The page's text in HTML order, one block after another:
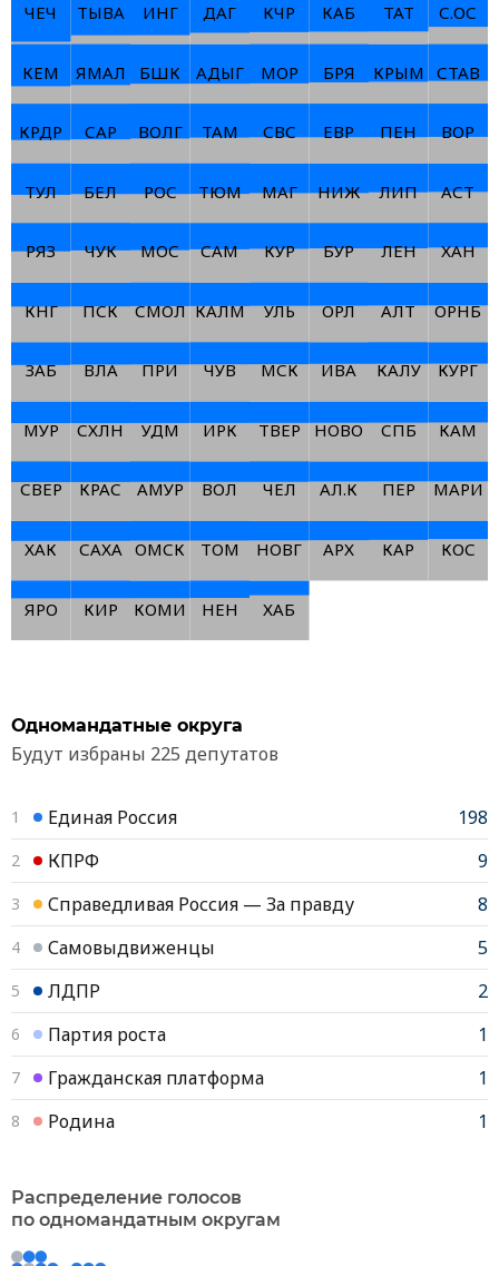
АДЫГ
АЛТ
БШК
БУР
ДАГ
ИНГ КАБ
КАЛМ
КЧР
КАР
КОМИ
КРЫМ
МАРИ
МОР
САХА
С.ОС
ТАТ
ТЫВА
УДМ
ХАК
ЧЕЧ
ЧУВ
АЛ.К
ЗАБ
КАМ
КРДР
КРАС ПЕР
ПРИ
СТАВ
ХАБ
АМУР
АРХ
АСТ
БЕЛ
БРЯ
ВЛА
ВОЛГ
ВОЛ
ВОР
ИВА
ИРК
КНГ
КАЛУ
КЕМ
КИР
КОС
КУРГ
КУР ЛЕН
ЛИП
МАГ
МОС
МУР
НИЖ
НОВГ
НОВО
ОМСК
ОРНБ
ОРЛ
ПЕН
ПСК
РОС
РЯЗ САМ
САР
СХЛН
СВЕР
СМОЛ
ТАМ
ТВEР
ТОМ
ТУЛ ТЮМ
УЛЬ
ЧЕЛ
ЯРО
МСК
СПБ
СВС ЕВР
НЕН
ХАН
ЧУК
ЯМАЛ
Одномандатные округа
Будут избраны 225 депутатов
1 Единая Россия 198
2 КПРФ 9
3 Справедливая Россия — За правду 8
4 Самовыдвиженцы 5
5 ЛДПР 2
6 Партия роста 1
7 Гражданская платформа 1
8 Родина 1
Распределение голосов
по одномандатным округам